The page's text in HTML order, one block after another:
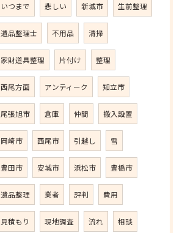
いつまで 悲しい 新城市 生前整理
遺品整理士 不用品 清掃
家財道具整理 片付け 整理
西尾方面 アンティーク 知立市
尾張旭市 倉庫 仲間 搬入設置
岡崎市 西尾市 引越し 雪
豊田市 安城市 浜松市 豊橋市
遺品整理 業者 評判 費用
見積もり 現地調査 流れ 相談